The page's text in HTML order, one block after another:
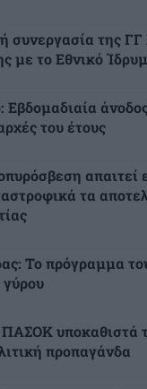
συνεργασία της ΓΓ
με το Εθνικό
Εβδομαδιαία
του έτους
απαιτεί
τα
Το πρόγραμμα
γύρου
υποκαθιστά
προπαγάνδα